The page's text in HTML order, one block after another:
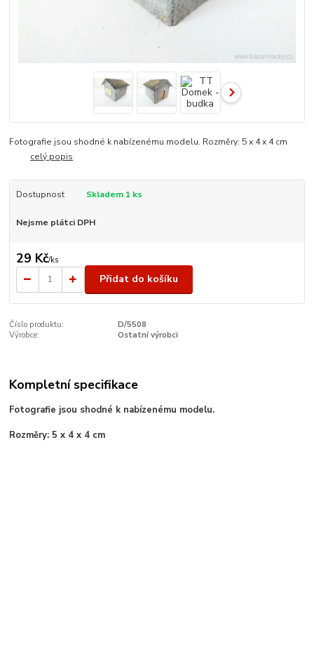
Fotografie jsou shodné k nabízenému modelu. Rozměry: 5 x 4 x 4 cm
celý popis
Dostupnost Skladem 1 ks
Nejsme plátci DPH
29 Kč/ks
Přidat do košíku
Číslo produktu:
D/5508
Výrobce:
Ostatní výrobci
Kompletní specifikace
Fotografie jsou shodné k nabízenému modelu.
Rozměry: 5 x 4x 4 cm